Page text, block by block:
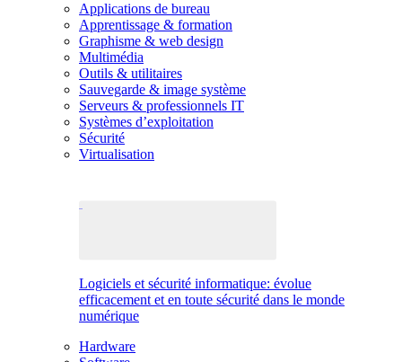
Applications de bureau
Apprentissage & formation
Graphisme & web design
Multimédia
Outils & utilitaires
Sauvegarde & image système
Serveurs & professionnels IT
Systèmes d’exploitation
Sécurité
Virtualisation
Logiciels et sécurité informatique: évolue
efficacement et en toute sécurité dans le monde
numérique
Hardware